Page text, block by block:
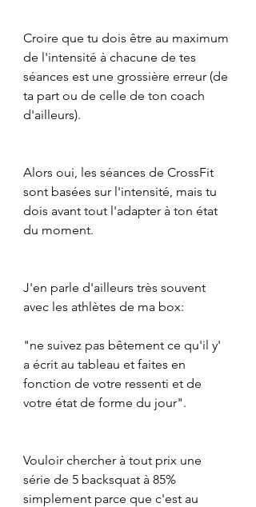
Croire que tu dois être au maximum
de l'intensité à chacune de tes
séances est une grossière erreur (de
ta part ou de celle de ton coach
d'ailleurs).
Alors oui, les séances de CrossFit
sont basées sur l'intensité, mais tu
dois avant tout l'adapter à ton état
du moment.
J'en parle d'ailleurs très souvent
avec les athlètes de ma box:
"ne suivez pas bêtement ce qu'il y'
a écrit au tableau et faites en
fonction de votre ressenti et de
votre état de forme du jour".
Vouloir chercher à tout prix une
série de 5 backsquat à 85%
simplement parce que c'est au